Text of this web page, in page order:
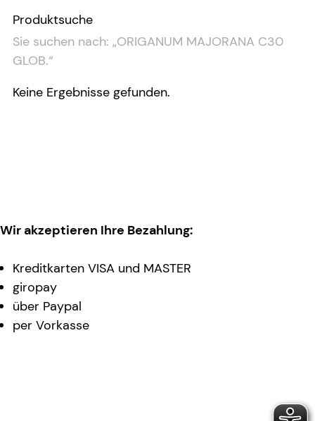
Produktsuche
Sie suchen nach: „ORIGANUM MAJORANA C30
GLOB.“
Keine Ergebnisse gefunden.
Wir akzeptieren Ihre Bezahlung:
Kreditkarten VISA und MASTER
giropay
über Paypal
per Vorkasse